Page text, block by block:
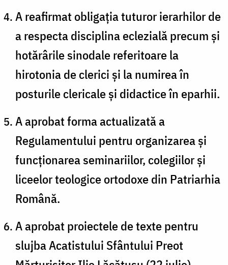
A reafirmat obligația tuturor ierarhilor de
a respecta disciplina eclezială precum și
hotărârile sinodale referitoare la
hirotonia de clerici și la numirea în
posturile clericale și didactice în eparhii.
A aprobat forma actualizată a
Regulamentului pentru organizarea și
funcționarea seminariilor, colegiilor și
liceelor teologice ortodoxe din Patriarhia
Română.
A aprobat proiectele de texte pentru
slujba Acatistului Sfântului Preot